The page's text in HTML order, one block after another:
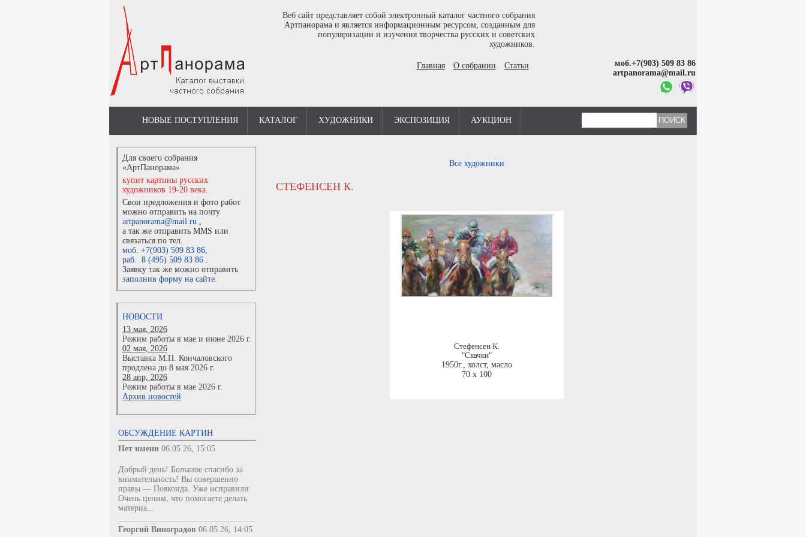
Веб сайт представляет собой электронный каталог частного собрания
Артпанорама и является информационным ресурсом, созданным для
популяризации и изучения творчества русских и советских
художников.
Главная О собрании Статьи
моб.+7(903) 509 83 86
artpanorama@mail.ru
НОВЫЕ ПОСТУПЛЕНИЯ КАТАЛОГ ХУДОЖНИКИ ЭКСПОЗИЦИЯ АУКЦИОН
Для своего собрания
«АртПанорама»
купит картины русских
художников 19-20 века.
Свои предложения и фото работ
можно отправить на почту
artpanorama@mail.ru ,
а так же отправить MMS или
связаться по тел.
моб. +7(903) 509 83 86,
раб. 8 (495) 509 83 86 .
Заявку так же можно отправить
заполнив форму на сайте.
НОВОСТИ
13 мая, 2026
Режим работы в мае и июне 2026 г.
02 мая, 2026
Выставка М.П. Кончаловского
продлена до 8 мая 2026 г.
28 апр, 2026
Режим работы в мае 2026 г.
Архив новостей
ОБСУЖДЕНИЕ КАРТИН
Нет имени 06.05.26, 15:05
Добрый день! Большое спасибо за
внимательность! Вы совершенно
правы — Пояконда. Уже исправили.
Очень ценим, что помогаете делать
материа...
Георгий Виноградов 06.05.26, 14:05
Все художники
СТЕФЕНСЕН К.
Стефенсен К.
"Скачки"
1950г., холст, масло
70 x 100